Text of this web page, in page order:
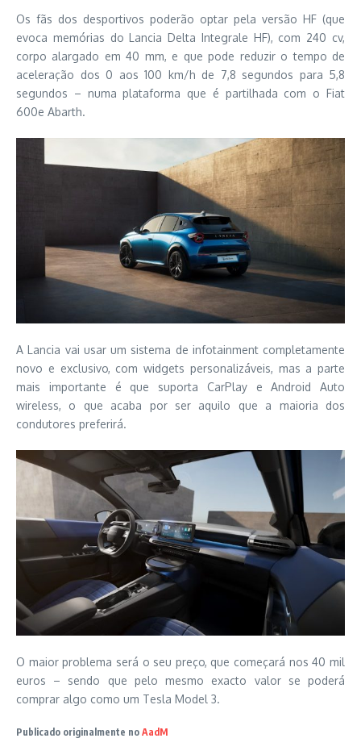
Os fãs dos desportivos poderão optar pela versão HF (que
evoca memórias do Lancia Delta Integrale HF), com 240 cv,
corpo alargado em 40 mm, e que pode reduzir o tempo de
aceleração dos 0 aos 100 km/h de 7,8 segundos para 5,8
segundos – numa plataforma que é partilhada com o Fiat
600e Abarth.
A Lancia vai usar um sistema de infotainment completamente
novo e exclusivo, com widgets personalizáveis, mas a parte
mais importante é que suporta CarPlay e Android Auto
wireless, o que acaba por ser aquilo que a maioria dos
condutores preferirá.
O maior problema será o seu preço, que começará nos 40 mil
euros – sendo que pelo mesmo exacto valor se poderá
comprar algo como um Tesla Model 3.
Publicado originalmente no AadM